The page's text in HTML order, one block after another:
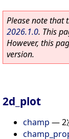
Please note that
2026.1.0. This
However, this
version.
2d_plot
champ —2